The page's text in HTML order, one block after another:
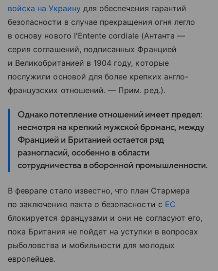
войска на Украину для обеспечения гарантий
безопасности в случае прекращения огня легло
в основу нового l'Entente cordiale(Антанта —
серия соглашений, подписанных Францией
и Великобританией в 1904 году, которые
послужили основой для более крепких англо-
французских отношений. — Прим. ред.).
Однако потепление отношений имеет предел:
несмотря на крепкий мужской броманс, между
Францией и Британией остается ряд
разногласий, особенно в области
сотрудничества в оборонной промышленности.
В феврале стало известно, что план Стармера
по заключению пакта о безопасности с ЕС
блокируется французами и они не согласуют его,
пока Британия не пойдет на уступки в вопросах
рыболовства и мобильности для молодых
европейцев.